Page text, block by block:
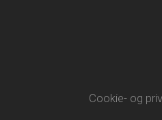
Cookie- og